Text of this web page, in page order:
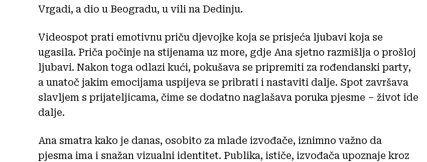
Vrgadi, a dio u Beogradu, u vili na Dedinju.
Videospot prati emotivnu priču djevojke koja se prisjeća ljubavi koja se
ugasila. Priča počinje na stijenama uz more, gdje Ana sjetno razmišlja o prošloj
ljubavi. Nakon toga odlazi kući, pokušava se pripremiti za rođendanski party,
a unatoč jakim emocijama uspijeva se pribrati i nastaviti dalje. Spot završava
slavljem s prijateljicama, čime se dodatno naglašava poruka pjesme – život ide
dalje.
Ana smatra kako je danas, osobito za mlade izvođače, iznimno važno da
pjesma ima i snažan vizualni identitet. Publika, ističe, izvođača upoznaje kroz